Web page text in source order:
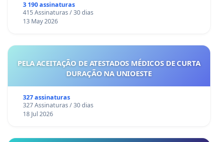
3 190 assinaturas
415 Assinaturas / 30 dias
13 May 2026
PELA ACEITAÇÃO DE ATESTADOS MÉDICOS DE CURTA
DURAÇÃO NA UNIOESTE
327 assinaturas
327 Assinaturas / 30 dias
18 Jul 2026